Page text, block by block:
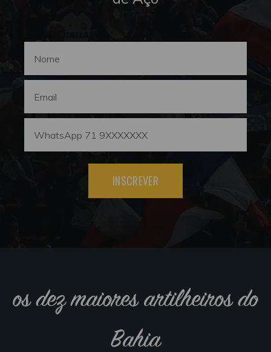
INSCREVER
os dez maiores artilheiros do
Bahia